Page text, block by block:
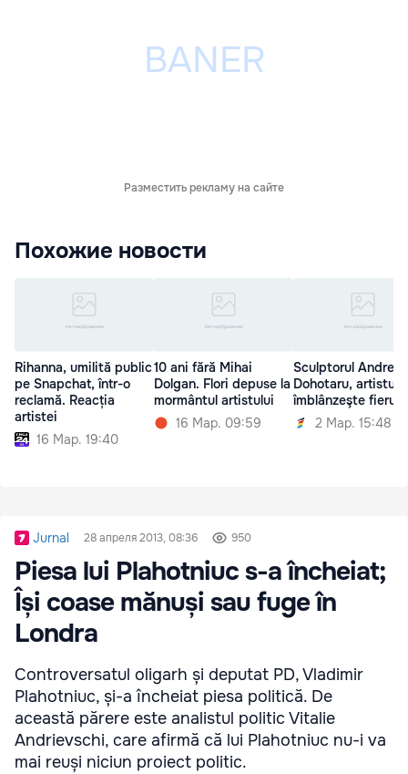
Разместить рекламу на сайте
Похожие новости
Rihanna, umilită public
pe Snapchat, într-o
reclamă. Reacția
artistei
16 Мар. 19:40
10 ani fără Mihai
Dolgan. Flori depuse la
mormântul artistului
16 Мар. 09:59
Sculptorul Andrei
Dohotaru, artistul
îmblânzeşte fierul
2 Мар. 15:48
Jurnal 28 апреля 2013, 08:36 950
Piesa lui Plahotniuc s-a încheiat;
Își coase mănuși sau fuge în
Londra
Controversatul oligarh și deputat PD, Vladimir
Plahotniuc, și-a încheiat piesa politică. De
această părere este analistul politic Vitalie
Andrievschi, care afirmă că lui Plahotniuc nu-i va
mai reuși niciun proiect politic.